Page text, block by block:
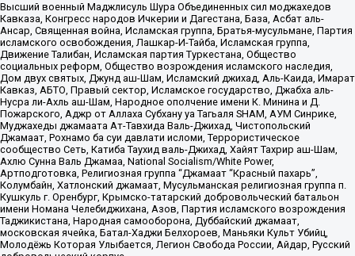
Высший военный Маджлисуль Шура Объединенных сил моджахедов
Кавказа, Конгресс народов Ичкерии и Дагестана, База, Асбат аль-
Ансар, Священная война, Исламская группа, Братья-мусульмане, Партия
исламского освобождения, Лашкар-И-Тайба, Исламская группа,
Движение Талибан, Исламская партия Туркестана, Общество
социальных реформ, Общество возрождения исламского наследия,
Дом двух святых, Джунд аш-Шам, Исламский джихад, Аль-Каида, Имарат
Кавказ, АБТО, Правый сектор, Исламское государство, Джабха аль-
Нусра ли-Ахль аш-Шам, Народное ополчение имени К. Минина и Д.
Пожарского, Аджр от Аллаха Субхану уа Тагьаля SHAM, АУМ Синрике,
Муджахеды джамаата Ат-Тавхида Валь-Джихад, Чистопольский
Джамаат, Рохнамо ба суи давлати исломи, Террористическое
сообщество Сеть, Катиба Таухид валь-Джихад, Хайят Тахрир аш-Шам,
Ахлю Сунна Валь Джамаа, National Socialism/White Power,
Артподготовка, Религиозная группа “Джамаат “Красный пахарь”,
Колумбайн, Хатлонский джамаат, Мусульманская религиозная группа п.
Кушкуль г. Оренбург, Крымско-татарский добровольческий батальон
имени Номана Челебиджихана, Азов, Партия исламского возрождения
Таджикистана, Народная самооборона, Дуббайский джамаат,
московская ячейка, Батал-Хаджи Белхороев, Маньяки Культ Убийц,
Молодёжь Которая Улыбается, Легион Свобода России, Айдар, Русский